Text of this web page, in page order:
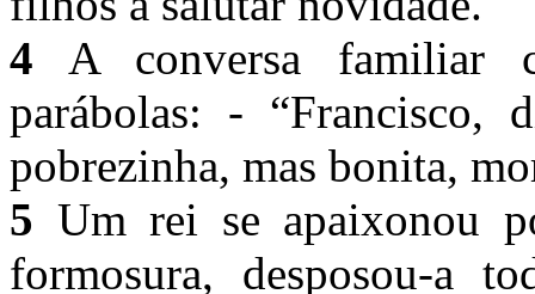
4 A conversa familiar
parábolas: - “Francisco,
pobrezinha, mas bonita,
5 Um rei se apaixonou
formosura, desposou-a